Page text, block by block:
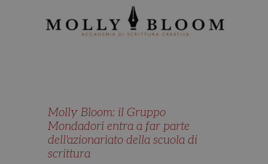
Molly Bloom: il Gruppo
Mondadori entra a far parte
dell'azionariato della scuola di
scrittura